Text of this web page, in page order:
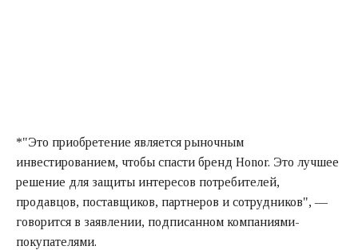
*"Это приобретение является рыночным
инвестированием, чтобы спасти бренд Honor. Это лучшее
решение для защиты интересов потребителей,
продавцов, поставщиков, партнеров и сотрудников", —
говорится в заявлении, подписанном компаниями-
покупателями.